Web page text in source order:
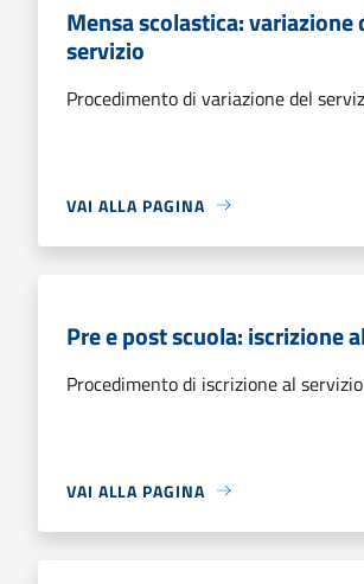
Mensa scolastica: variazione
servizio
Procedimento di variazione del
VAI ALLA PAGINA
Pre e post scuola: iscrizione
Procedimento di iscrizione al servizio
VAI ALLA PAGINA